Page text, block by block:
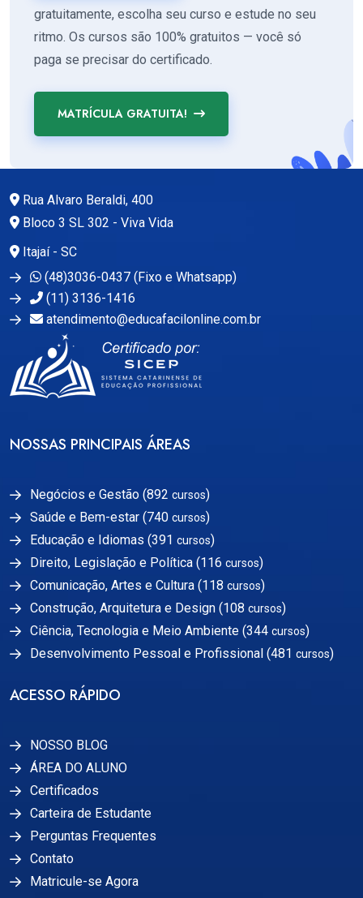
gratuitamente, escolha seu curso e estude no seu
ritmo. Os cursos são 100% gratuitos — você só
paga se precisar do certificado.
MATRÍCULA GRATUITA!
Rua Alvaro Beraldi, 400
Bloco 3 SL 302 - Viva Vida
Itajaí - SC
(48)3036-0437 (Fixo e Whatsapp)
(11) 3136-1416
atendimento@educafacilonline.com.br
NOSSAS PRINCIPAIS ÁREAS
Negócios e Gestão (892 cursos)
Saúde e Bem-estar (740 cursos)
Educação e Idiomas (391 cursos)
Direito, Legislação e Política (116 cursos)
Comunicação, Artes e Cultura (118 cursos)
Construção, Arquitetura e Design (108 cursos)
Ciência, Tecnologia e Meio Ambiente (344 cursos)
Desenvolvimento Pessoal e Profissional (481 cursos)
ACESSO RÁPIDO
NOSSO BLOG
ÁREA DO ALUNO
Certificados
Carteira de Estudante
Perguntas Frequentes
Contato
Matricule-se Agora